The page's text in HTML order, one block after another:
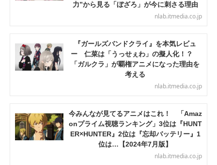
力”から見る「ぼざろ」が今に刺さる理由
nlab.itmedia.co.jp
『ガールズバンドクライ』を本気レビュ
ー 仁菜は「うっせぇわ」の擬人化！？
「ガルクラ」が覇権アニメになった理由を
考える
nlab.itmedia.co.jp
今みんなが見てるアニメはこれ！ 「Amaz
onプライム視聴ランキング」3位は『HUNT
ER×HUNTER』2位は『忘却バッテリー』1
位は…【2024年7月版】
nlab.itmedia.co.jp